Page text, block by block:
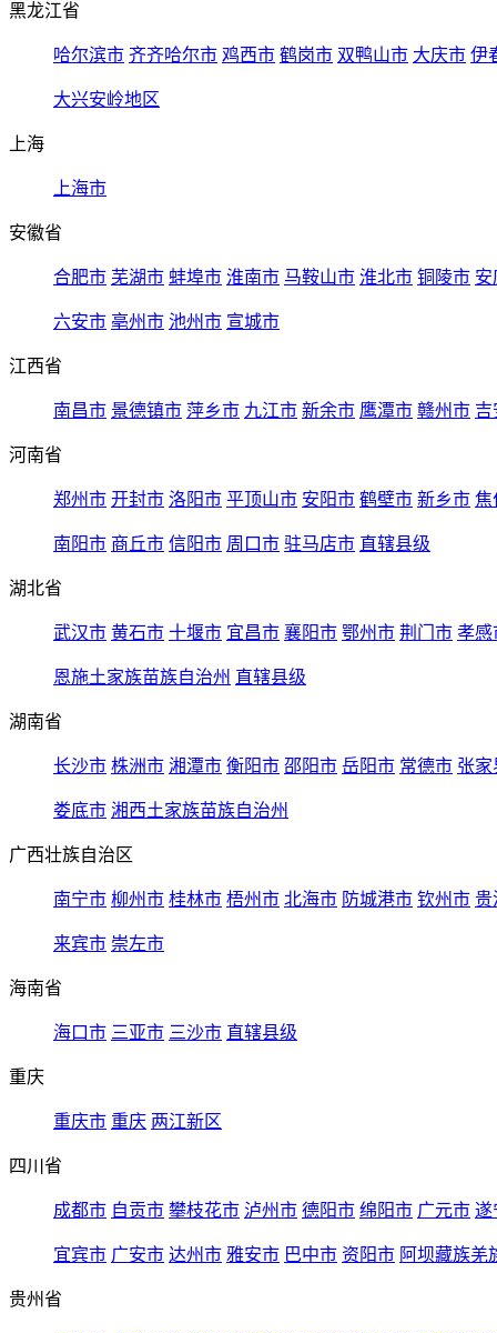
黑龙江省
哈尔滨市 齐齐哈尔市 鸡西市 鹤岗市 双鸭山市 大庆市 伊
大兴安岭地区
上海
上海市
安徽省
合肥市 芜湖市 蚌埠市 淮南市 马鞍山市 淮北市 铜陵市 安
六安市 亳州市 池州市 宣城市
江西省
南昌市 景德镇市 萍乡市 九江市 新余市 鹰潭市 赣州市 吉
河南省
郑州市 开封市 洛阳市 平顶山市 安阳市 鹤壁市 新乡市 焦
南阳市 商丘市 信阳市 周口市 驻马店市 直辖县级
湖北省
武汉市 黄石市 十堰市 宜昌市 襄阳市 鄂州市 荆门市 孝感
恩施土家族苗族自治州 直辖县级
湖南省
长沙市 株洲市 湘潭市 衡阳市 邵阳市 岳阳市 常德市 张家
娄底市 湘西土家族苗族自治州
广西壮族自治区
南宁市 柳州市 桂林市 梧州市 北海市 防城港市 钦州市 贵
来宾市 崇左市
海南省
海口市 三亚市 三沙市 直辖县级
重庆
重庆市 重庆 两江新区
四川省
成都市 自贡市 攀枝花市 泸州市 德阳市 绵阳市 广元市 遂
宜宾市 广安市 达州市 雅安市 巴中市 资阳市 阿坝藏族羌
贵州省